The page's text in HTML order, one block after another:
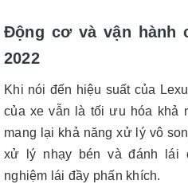
Động cơ và vận hành
2022
Khi nói đến hiệu suất của
của xe vẫn là tối ưu hóa khả
mang lại khả năng xử lý vô
xử lý nhạy bén và đánh lái
nghiệm lái đầy phấn khích.